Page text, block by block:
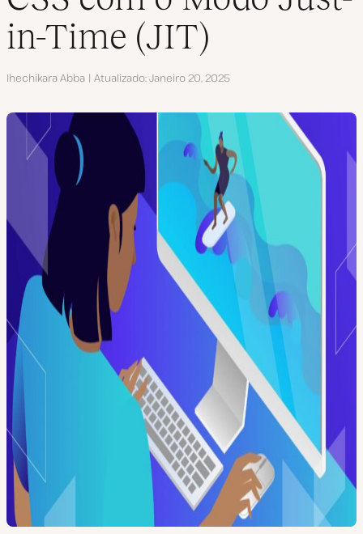
in-Time (JIT)
Autor
Ihechikara Abba Atualizado Janeiro 20, 2025